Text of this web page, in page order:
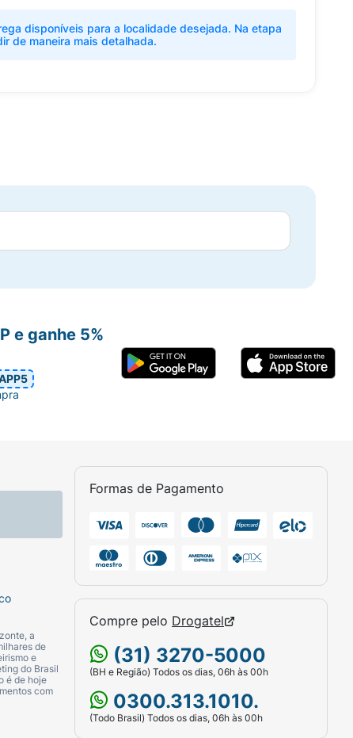
disponíveis para a localidade desejada. Na etapa
de maneira mais detalhada.
a
de
e
do Brasil
é de hoje
com
Formas de Pagamento
Compre pelo Drogatel
(31) 3270-5000
(BH e Região) Todos os dias, 06h às 00h
0300.313.1010.
(Todo Brasil) Todos os dias, 06h às 00h
e ganhe 5%